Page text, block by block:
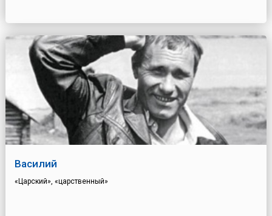
Василий
«Царский», «царственный»